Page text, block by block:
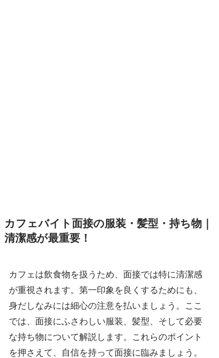
カフェバイト面接の服装・髪型・持ち物｜
清潔感が最重要！
カフェは飲食物を扱うため、面接では特に清潔感
が重視されます。第一印象を良くするためにも、
身だしなみには細心の注意を払いましょう。ここ
では、面接にふさわしい服装、髪型、そして必要
な持ち物について解説します。これらのポイント
を押さえて、自信を持って面接に臨みましょう。